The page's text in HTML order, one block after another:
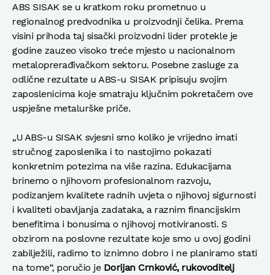
ABS SISAK se u kratkom roku prometnuo u
regionalnog predvodnika u proizvodnji čelika. Prema
visini prihoda taj sisački proizvodni lider protekle je
godine zauzeo visoko treće mjesto u nacionalnom
metaloprerađivačkom sektoru. Posebne zasluge za
odlične rezultate u ABS-u SISAK pripisuju svojim
zaposlenicima koje smatraju ključnim pokretačem ove
uspješne metalurške priče.
„U ABS-u SISAK svjesni smo koliko je vrijedno imati
stručnog zaposlenika i to nastojimo pokazati
konkretnim potezima na više razina. Edukacijama
brinemo o njihovom profesionalnom razvoju,
podizanjem kvalitete radnih uvjeta o njihovoj sigurnosti
i kvaliteti obavljanja zadataka, a raznim financijskim
benefitima i bonusima o njihovoj motiviranosti. S
obzirom na poslovne rezultate koje smo u ovoj godini
zabilježili, radimo to iznimno dobro i ne planiramo stati
na tome“, poručio je Dorijan Crnković, rukovoditelj